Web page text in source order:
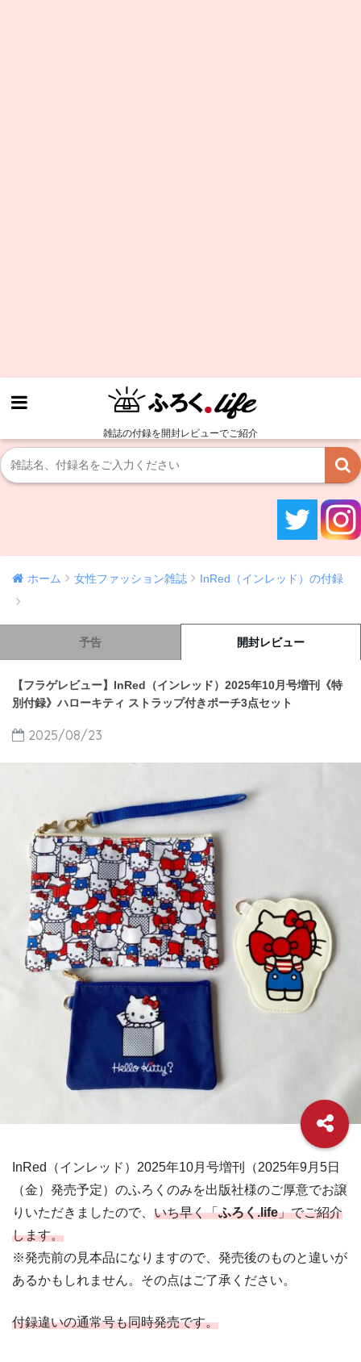
雑誌の付録を開封レビューでご紹介
ホーム 女性ファッション雑誌 InRed（インレッド）の付録
予告 開封レビュー
【フラゲレビュー】InRed（インレッド）2025年10月号増刊《特
別付録》ハローキティ ストラップ付きポーチ3点セット
2025/08/23
InRed（インレッド）2025年10月号増刊（2025年9月5日
（金）発売予定）のふろくのみを出版社様のご厚意でお譲
りいただきましたので、 いち早く「ふろく.life」でご紹介
します。
※発売前の見本品になりますので、発売後のものと違いが
あるかもしれません。その点はご了承ください。
付録違いの通常号も同時発売です。